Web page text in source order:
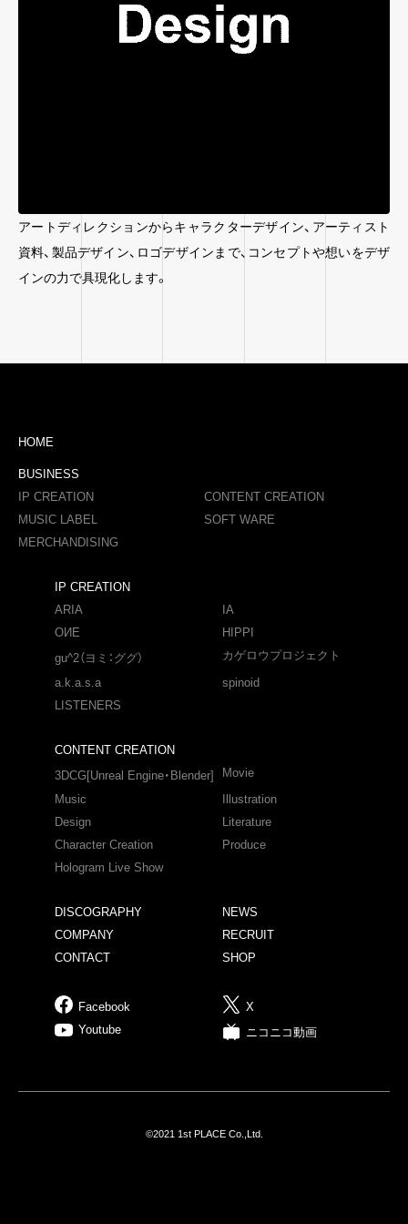
アートディレクションからキャラクターデザイン、アーティスト
資料、製品デザイン、ロゴデザインまで、コンセプトや想いをデザ
インの力で具現化します。
HOME
BUSINESS
IP CREATION
CONTENT CREATION
MUSIC LABEL
SOFT WARE
MERCHANDISING
IP CREATION
ARIA
IA
OИE
HIPPI
gu^2（ヨミ：ググ）
カゲロウプロジェクト
a.k.a.s.a
spinoid
LISTENERS
CONTENT CREATION
3DCG[Unreal Engine・Blender]
Movie
Music
Illustration
Design
Literature
Character Creation
Produce
Hologram Live Show
DISCOGRAPHY
NEWS
COMPANY
RECRUIT
CONTACT
SHOP
Facebook
X
Youtube
ニコニコ動画
©2021 1st PLACE Co.,Ltd.